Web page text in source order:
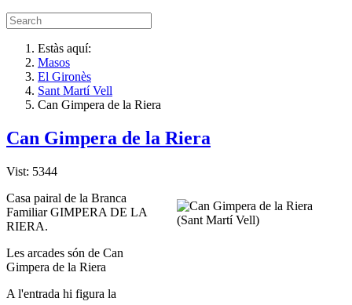
Estàs aquí:
Masos
El Gironès
Sant Martí Vell
Can Gimpera de la Riera
Can Gimpera de la Riera
Vist: 5344
Casa pairal de la Branca
Familiar GIMPERA DE LA
RIERA.
Les arcades són de Can
Gimpera de la Riera
A l'entrada hi figura la